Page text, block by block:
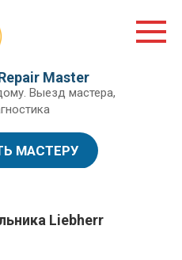
Master
Выезд мастера,
МАСТЕРУ
Liebherr